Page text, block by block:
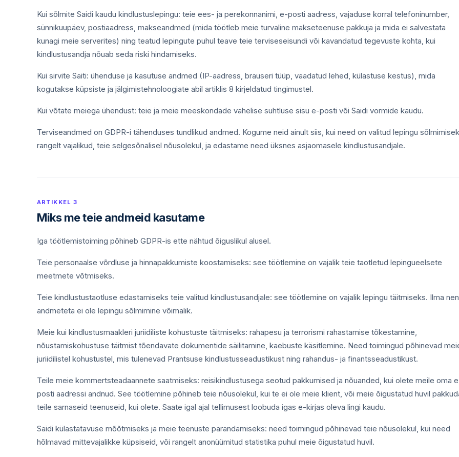
Kui sõlmite Saidi kaudu kindlustuslepingu: teie ees- ja perekonnanimi, e-posti aadress, vajaduse korral telefoninumber,
sünnikuupäev, postiaadress, makseandmed (mida töötleb meie turvaline makseteenuse pakkuja ja mida ei salvestata
kunagi meie serverites) ning teatud lepingute puhul teave teie terviseseisundi või kavandatud tegevuste kohta, kui
kindlustusandja nõuab seda riski hindamiseks.
Kui sirvite Saiti: ühenduse ja kasutuse andmed (IP-aadress, brauseri tüüp, vaadatud lehed, külastuse kestus), mida
kogutakse küpsiste ja jälgimistehnoloogiate abil artiklis 8 kirjeldatud tingimustel.
Kui võtate meiega ühendust: teie ja meie meeskondade vahelise suhtluse sisu e-posti või Saidi vormide kaudu.
Terviseandmed on GDPR-i tähenduses tundlikud andmed. Kogume neid ainult siis, kui need on valitud lepingu
rangelt vajalikud, teie selgesõnalisel nõusolekul, ja edastame need üksnes asjaomasele kindlustusandjale.
ARTIKKEL 3
Miks me teie andmeid kasutame
Iga töötlemistoiming põhineb GDPR-is ette nähtud õiguslikul alusel.
Teie personaalse võrdluse ja hinnapakkumiste koostamiseks: see töötlemine on vajalik teie taotletud lepingueelsete
meetmete võtmiseks.
Teie kindlustustaotluse edastamiseks teie valitud kindlustusandjale: see töötlemine on vajalik lepingu täitmiseks. Ilma
andmeteta ei ole lepingu sõlmimine võimalik.
Meie kui kindlustusmaakleri juriidiliste kohustuste täitmiseks: rahapesu ja terrorismi rahastamise tõkestamine,
nõustamiskohustuse täitmist tõendavate dokumentide säilitamine, kaebuste käsitlemine. Need toimingud põhinevad
juriidilistel kohustustel, mis tulenevad Prantsuse kindlustusseadustikust ning rahandus- ja finantsseadustikust.
Teile meie kommertsteadaannete saatmiseks: reisikindlustusega seotud pakkumised ja nõuanded, kui olete meile oma
posti aadressi andnud. See töötlemine põhineb teie nõusolekul, kui te ei ole meie klient, või meie õigustatud huvil
teile sarnaseid teenuseid, kui olete. Saate igal ajal tellimusest loobuda igas e-kirjas oleva lingi kaudu.
Saidi külastatavuse mõõtmiseks ja meie teenuste parandamiseks: need toimingud põhinevad teie nõusolekul, kui need
hõlmavad mittevajalikke küpsiseid, või rangelt anonüümitud statistika puhul meie õigustatud huvil.